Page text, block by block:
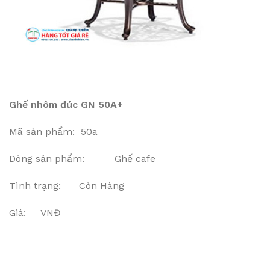
Ghế nhôm đúc GN 50A+
Mã sản phẩm: 50a
Dòng sản phẩm: Ghế cafe
Tình trạng: Còn Hàng
Giá: VNĐ